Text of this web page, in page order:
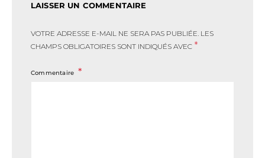
LAISSER UN COMMENTAIRE
VOTRE ADRESSE E-MAIL NE SERA PAS PUBLIÉE. LES
CHAMPS OBLIGATOIRES SONT INDIQUÉS AVEC *
Commentaire